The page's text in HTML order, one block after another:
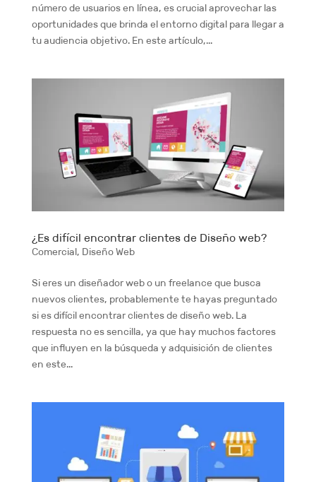
número de usuarios en línea, es crucial aprovechar las
oportunidades que brinda el entorno digital para llegar a
tu audiencia objetivo. En este artículo,...
¿Es difícil encontrar clientes de Diseño web?
Comercial, Diseño Web
Si eres un diseñador web o un freelance que busca
nuevos clientes, probablemente te hayas preguntado
si es difícil encontrar clientes de diseño web. La
respuesta no es sencilla, ya que hay muchos factores
que influyen en la búsqueda y adquisición de clientes
en este...